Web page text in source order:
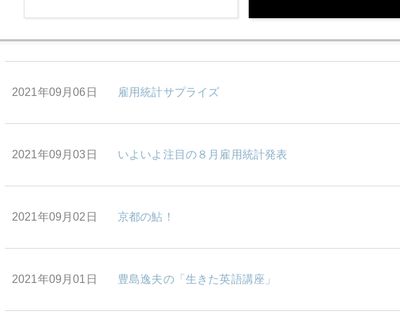
2021年09月06日 雇用統計サプライズ
2021年09月03日 いよいよ注目の８月雇用統計発表
2021年09月02日 京都の鮎！
2021年09月01日 豊島逸夫の「生きた英語講座」